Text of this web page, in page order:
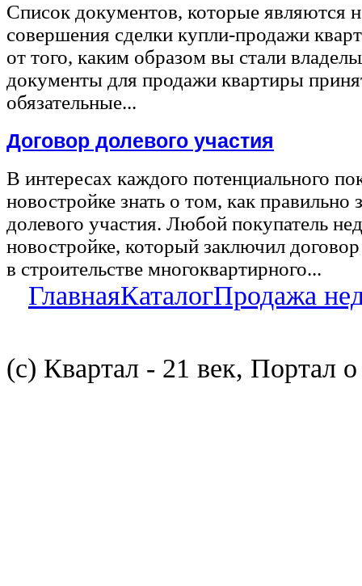
Список документов, которые являются
совершения сделки купли-продажи
от того, каким образом вы стали
документы для продажи квартиры
обязательные...
Договор долевого участия
В интересах каждого потенциального
новостройке знать о том, как правильно
долевого участия. Любой покупатель
новостройке, который заключил
в строительстве многоквартирного...
ГлавнаяКаталогПродажа
(с) Квартал - 21 век, Портал